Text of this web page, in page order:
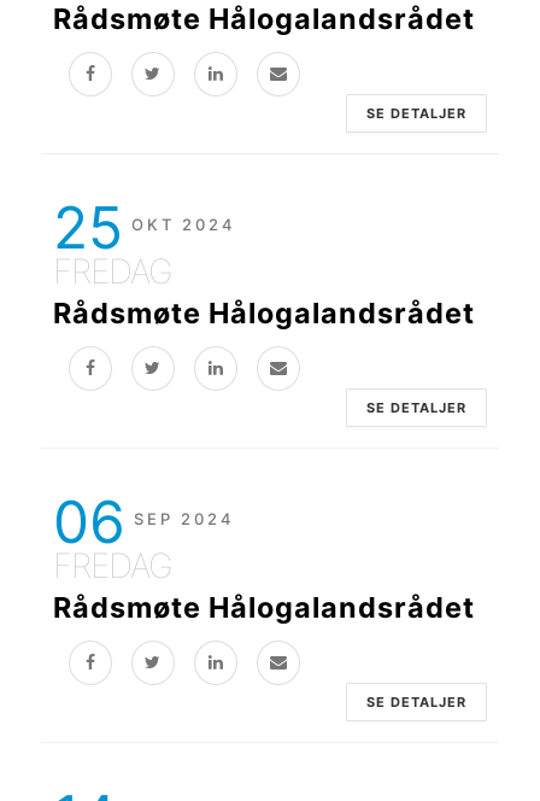
Rådsmøte Hålogalandsrådet
SE DETALJER
25 OKT 2024
FREDAG
Rådsmøte Hålogalandsrådet
SE DETALJER
06 SEP 2024
FREDAG
Rådsmøte Hålogalandsrådet
SE DETALJER